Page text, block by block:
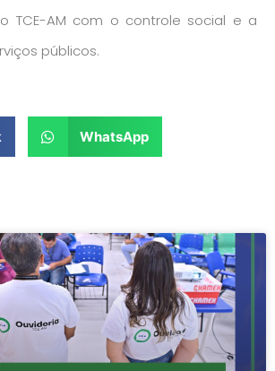
TCE-AM com o controle social e a
públicos.
WhatsApp
PagePagePagePagePage